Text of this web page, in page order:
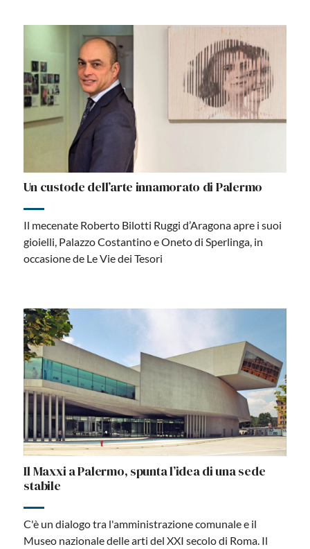
Un custode dell’arte innamorato di Palermo
Il mecenate Roberto Bilotti Ruggi d’Aragona apre i suoi
gioielli, Palazzo Costantino e Oneto di Sperlinga, in
occasione de Le Vie dei Tesori
Il Maxxi a Palermo, spunta l’idea di una sede
stabile
C'è un dialogo tra l'amministrazione comunale e il
Museo nazionale delle arti del XXI secolo di Roma. Il